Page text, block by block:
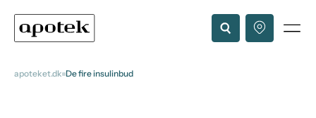
apoteket.dk De fire insulinbud